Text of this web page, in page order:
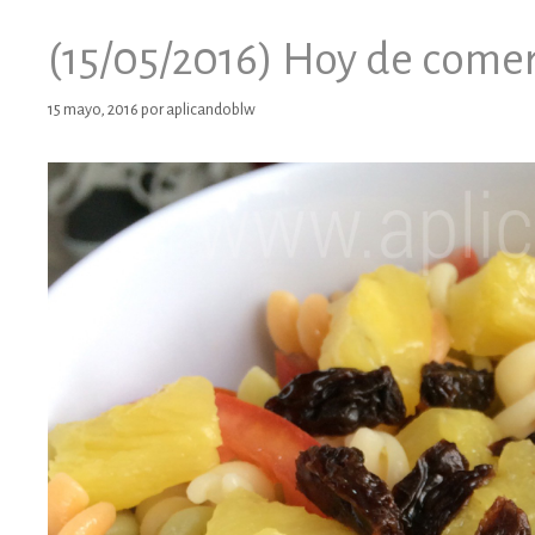
(15/05/2016) Hoy de
15 mayo, 2016 poraplicandoblw